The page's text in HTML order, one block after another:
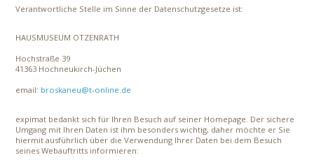
Verantwortliche Stelle im Sinne der Datenschutzgesetze ist:
HAUSMUSEUM OTZENRATH
Hochstraße 39
41363 Hochneukirch-Jüchen
email: broskaneu@t-online.de
expimat bedankt sich für Ihren Besuch auf seiner Homepage. Der sichere
Umgang mit Ihren Daten ist ihm besonders wichtig, daher möchte er Sie
hiermit ausführlich über die Verwendung Ihrer Daten bei dem Besuch
seines Webauftritts informieren: